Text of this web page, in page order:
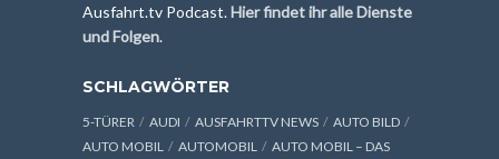
Ausfahrt.tv Podcast.Hier findet ihr alle Dienste
und Folgen.
SCHLAGWÖRTER
5-TÜRER AUDI AUSFAHRTTV NEWS
AUTO BILD
AUTO MOBIL
AUTOMOBIL
AUTO MOBIL – DAS